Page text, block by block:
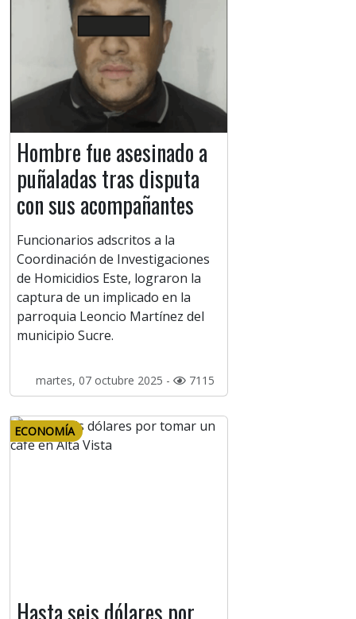
Hombre fue asesinado a
puñaladas tras disputa
con sus acompañantes
Funcionarios adscritos a la
Coordinación de Investigaciones
de Homicidios Este, lograron la
captura de un implicado en la
parroquia Leoncio Martínez del
municipio Sucre.
martes, 07 octubre 2025 - 7115
ECONOMÍA
Hasta seis dólares por